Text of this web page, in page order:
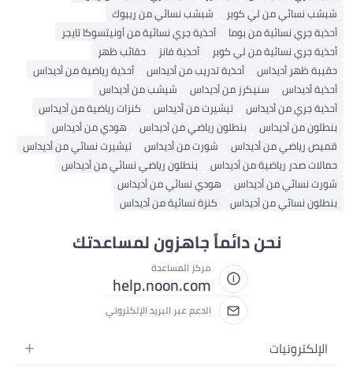
شبشب نسائي من لي كوبر
شبشب نسائي من ريبوك
أحذية جري نسائية من بوما
أحذية جري نسائية من أونيتسوكا تايجر
أحذية جري نسائية من لي كوبر
أحذية فانز
حقائب ظهر
حقيبة ظهر أديداس
أحذية تدريب من أديداس
أحذية رياضية من أديداس
أحذية أديداس
سنيكرز من أديداس
شبشب من أديداس
أحذية جري من أديداس
تيشيرت من أديداس
كنزات رياضية من أديداس
بنطلون من أديداس
بنطلون رياضي من أديداس
هودي من أديداس
قميص رياضي من أديداس
شورت من أديداس
تيشيرت نسائي من أديداس
حمالات صدر رياضية من أديداس
بنطلون رياضي نسائي من أديداس
شورت نسائي من أديداس
هودي نسائي من أديداس
بنطلون نسائي من أديداس
كنزة نسائية من أديداس
نحن دائماً جاهزون لمساعدتك
مركز المساعدة
help.noon.com
الدعم عبر البريد الإلكتروني
الإلكترونيات